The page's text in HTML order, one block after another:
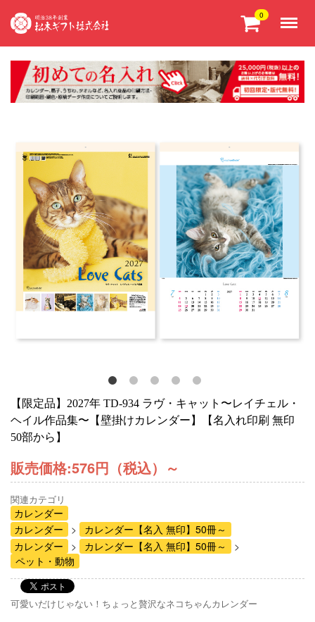
0
【限定品】2027年 TD-934 ラヴ・キャット〜レイチェル・
ヘイル作品集〜【壁掛けカレンダー】【名入れ印刷 無印
50部から】
販売価格:576円（税込） ～
関連カテゴリ
カレンダー
カレンダー
カレンダー【名入 無印】50冊～
カレンダー
カレンダー【名入 無印】50冊～
ペット・動物
可愛いだけじゃない！ちょっと贅沢なネコちゃんカレンダー